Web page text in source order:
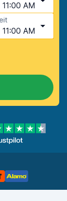
11:00 AM
11:00 AM